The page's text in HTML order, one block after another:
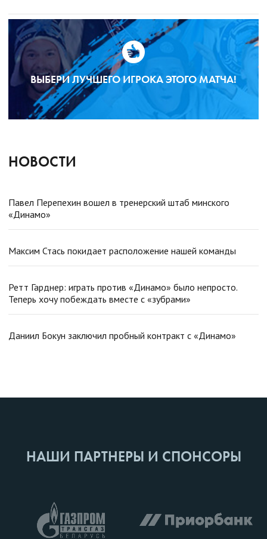
ВЫБЕРИ ЛУЧШЕГО ИГРОКА ЭТОГО МАТЧА!
НОВОСТИ
Павел Перепехин вошел в тренерский штаб минского
«Динамо»
Максим Стась покидает расположение нашей команды
Ретт Гарднер: играть против «Динамо» было непросто.
Теперь хочу побеждать вместе с «зубрами»
Даниил Бокун заключил пробный контракт с «Динамо»
НАШИ ПАРТНЕРЫ И СПОНСОРЫ